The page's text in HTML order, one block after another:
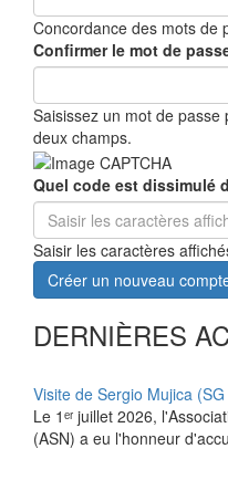
Concordance des mots de
Confirmer le mot de
Saisissez un mot de
deux champs.
Quel code est dissimulé
Saisir les caractères
Créer un nouveau
DERNIÈRES
Visite de Sergio Mujica
Le 1ᵉʳ juillet 2026,
(ASN) a eu l'honneur